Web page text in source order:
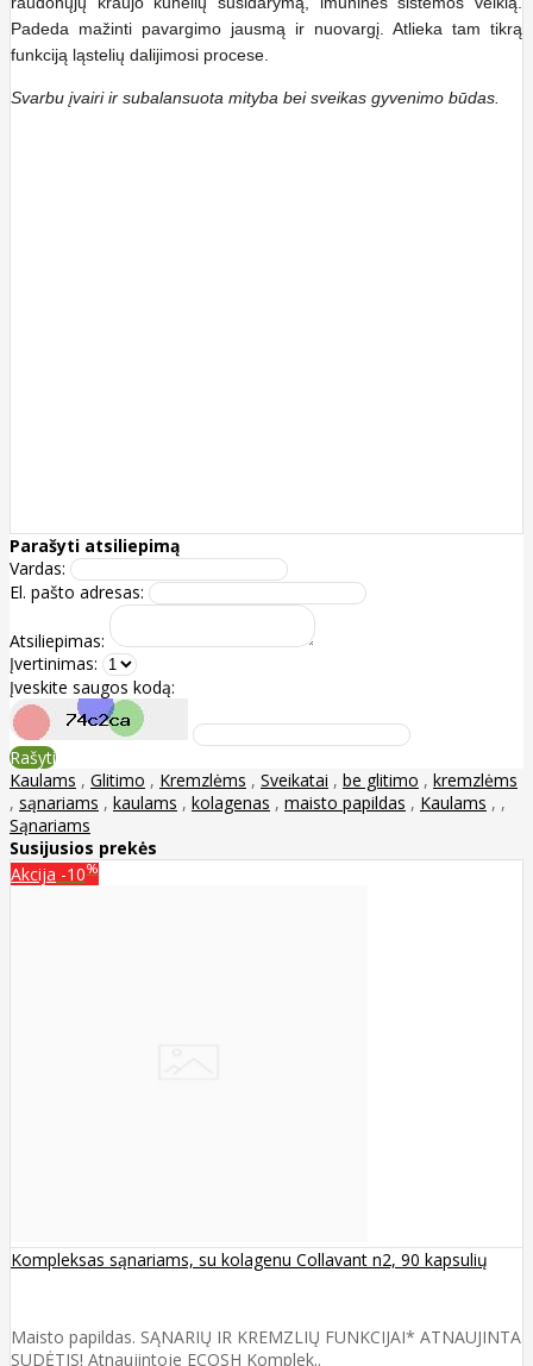
Padeda mažinti pavargimo jausmą ir nuovargį. Atlieka tam tikrą
funkciją ląstelių dalijimosi procese.
Svarbu įvairi ir subalansuota mityba bei sveikas gyvenimo būdas.
Parašyti atsiliepimą
Vardas:
El. pašto adresas:
Atsiliepimas:
Įvertinimas:
Įveskite saugos kodą:
Rašyti
Kaulams , Glitimo , Kremzlėms , Sveikatai , be glitimo , kremzlėms
, sąnariams , kaulams , kolagenas , maisto papildas , Kaulams , ,
Sąnariams
Susijusios prekės
Akcija -10%
Kompleksas sąnariams, su kolagenu Collavant n2, 90 kapsulių
Maisto papildas. SĄNARIŲ IR KREMZLIŲ FUNKCIJAI* ATNAUJINTA
SUDĖTIS! Atnaujintoje ECOSH Komplek..